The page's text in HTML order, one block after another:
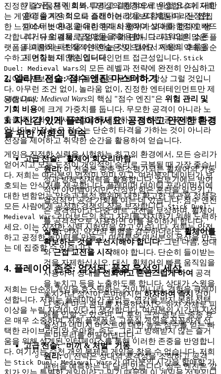
기 스폰, 체력 회복, 그리고 결정적으로 위험 요소에 대한
환경을 지속적으로 스캔하는 것을 포함합니다. 진정한
마스터는 환경을 유리하게 사용하여 상대를 함정에 빠뜨
리거나 엄폐물로 장애물을 활용합니다. 파워업의 스폰
타이머와 패턴을 이해하는 것이 맵에서 자원의 흐름을
제어하는 데 핵심입니다.
2. 엘리트 전술: 점수 엔진 마스터하기
Stick Duel: Medieval Wars의 핵심 "점수 엔진"은 위험 관리 및
기회 비용에 크게 가중치를 둡니다. 무모한 공격이 아니라 노
출을 최소화하면서 이점을 극대화하는 계산된 공격에 관한 것
입니다. 가장 높은 점수는 단순히 타격을 가하는 것이 아니라
전장을 제어하고 취약한 순간을 활용하여 얻습니다.
고급 전술: "휠체어 회오리바람"
원리:이 전술은 종종 과소평가되는 휠체어의 기동
성과 방해 잠재력을 활용합니다. 겉보기에는 방어
적인 아이템이지만, 진정한 힘은 혼란을 일으키고
결정적인 공격 기회를 여는 데 있습니다. 점수 엔진
은 공격적이고 다중 히트 교전을 보상하며, 휠체어
를 공격적으로 사용하면 이를 용이하게 합니다.
실행:먼저, 약간의 위험을 감수하더라도휠체어를
확보하는 것을 우선시해야 합니다. 그런 다음, 상대
와근접 교전을 시작해야 합니다. 단순히 들이받는
것을 자제하십시오. 대신, 휠체어의 빠른 움직임을
사용하여 상대를선회하고 혼란스럽게 하여 공격
을 놓치고 등을 노출하도록 합니다. 상대가 스윙을
놓치거나 정신이 혼미해지면하차하여 즉시 검이
나 중세 마크 콤보를 사용하십시오. 하차 자체로 피
해를 입힐 수 있으며, 그 후의 근접 콤보는 종종 효
율성과 데미지 버스트에 대한 높은 점수를 얻는 빠
른 마무리를 이끌어냅니다.
고급 전술: "미끼 & 처벌" 기동
원리:이 전략은 상대의 공격성을 조작하고 공격
패턴을 예측하는 데 달려 있습니다. 점수 엔진은 깔
진정한 즐거움은 신뢰와 투명성의 환경에서 번성합니다. 저희
는 게임이 숨겨진 의도나 플레이어라기보다 제품이라는 찝찝
한 느낌에서 벗어나, 관대한 환대의 행위가 되어야 한다고 생
각합니다. 유료 결제, 끊임없는 추가 판매, 그리고 다른 많은 플
랫폼을 괴롭히는 조작적인 전술은 잊으세요. 저희의 약속은 순
수하고, 변질되지 않은 엔터테인먼트 접근성입니다. Stick
Duel: Medieval Wars의 모든 레벨과 전략에 완전히 안심하고
깊이 빠져보세요. 저희 플랫폼은 무료이며, 항상 그럴 것입니
다. 아무런 조건 없이, 놀라움 없이, 진정한 엔터테인먼트만 제
공합니다.
3. 자신감 있게 플레이하세요: 공정하고 안전한 환경
을 위한 저희의 약속
게임은 진정한 실력을 시험하는 최고의 환경에서, 모든 승리가
얻어지고 모든 도전이 개인적인 승리로 극복될 때 가장 좋습니
다. 저희는 여러분의 업적이 의미 있고, 여러분의 데이터가 보
호되는 안식처를 제공합니다. 플레이어 데이터 프라이버시에
대한 변함없는 약속과 부정 행위에 대한 확고한 무관용 정책은
모든 사람에게 공정한 경쟁의 장을 보장합니다. Stick Duel:
Medieval Wars리더보드의 최고 자리를 차지하기 위해 노력하
세요. 이는 진정한 실력 시험임을 알고 있습니다. 저희는 안전
하고 공정한 놀이터를 만들고, 여러분은 여러분의 유산을 만드
는 데 집중할 수 있습니다.
4. 플레이어 존중: 엄선된, 품질 우선의 세상
저희는 단순히 게임을 호스팅하는 것이 아니라, 경험을 큐레이
션합니다. 저희는 플레이어가 끝없는, 영감을 받지 못한 선택
이상을 누릴 자격이 있다고 생각합니다. 여러분의 시간과 지성
은 매우 소중하며, 저희 플랫폼은 고품질 게임을 꼼꼼하게 선
택한 라이브러리와 우아함, 속도, 그리고 방해받지 않는 즐거
움을 위해 설계된 인터페이스를 통해 이러한 존중을 반영합니
다. 여기서는 수천 개의 복제된 게임을 찾을 수 없습니다. 저희
는 Stick Duel: Medieval Wars가 여러분의 시간을 할애할 가
치가 있는 특별한 게임이라고 믿기 때문에 이 게임을 선보입니